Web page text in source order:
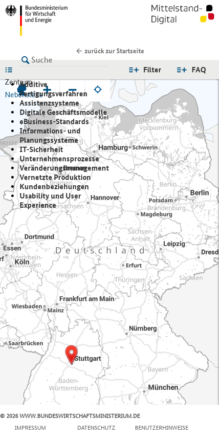
zurück zur Startseite
FAQ
Filter
Zentrum
Nebenstelle
Additive
Fertigungsverfahren
Assistenzsysteme
Digitale Geschäftsmodelle
eBusiness-Standards
Informations- und
Planungssysteme
IT-Sicherheit
Unternehmensprozesse
Veränderungsmanagement
Vernetzte Produktion
Kundenbeziehungen
Usability und User
Experience
+ −
© 2026 WWW.BUNDESWIRTSCHAFTSMINISTERIUM.DE
IMPRESSUM
DATENSCHUTZ BENUTZERHINWEISE